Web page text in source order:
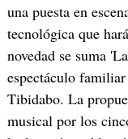
una puesta en
tecnológica que
novedad se suma
espectáculo
Tibidabo. La
musical por los